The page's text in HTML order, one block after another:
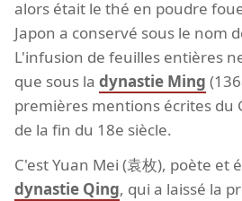
alors était le thé en poudre
Japon a conservé sous le nom
L'infusion de feuilles entières
que sous la dynastie Ming
premières mentions écrites du
de la fin du 18e siècle.
C'est Yuan Mei (袁枚), poète et
dynastie Qing, qui a laissé la